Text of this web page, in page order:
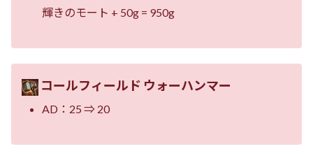
輝きのモート + 50g = 950g
コールフィールド ウォーハンマー
AD：25 ⇒ 20